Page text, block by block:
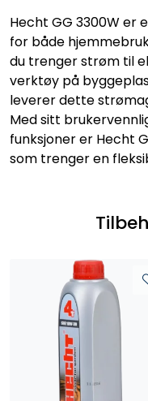
Hecht GG 3300W er
for både
du trenger strøm til
verktøy på
leverer dette
Med sitt
funksjoner er Hecht
som trenger en